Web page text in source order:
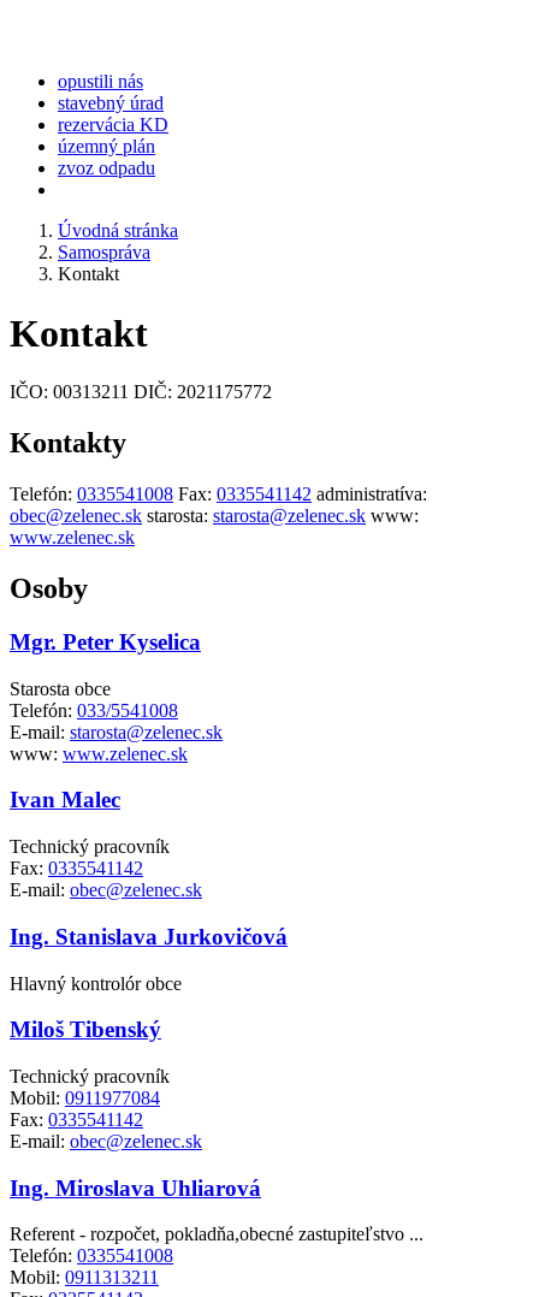
opustili nás
stavebný úrad
rezervácia KD
územný plán
zvoz odpadu
Úvodná stránka
Samospráva
Kontakt
Kontakt
IČO: 00313211 DIČ: 2021175772
Kontakty
Telefón: 0335541008 Fax: 0335541142 administratíva:
obec@zelenec.sk starosta: starosta@zelenec.sk www:
www.zelenec.sk
Osoby
Mgr. Peter Kyselica
Starosta obce
Telefón: 033/5541008
E-mail: starosta@zelenec.sk
www: www.zelenec.sk
Ivan Malec
Technický pracovník
Fax: 0335541142
E-mail: obec@zelenec.sk
Ing. Stanislava Jurkovičová
Hlavný kontrolór obce
Miloš Tibenský
Technický pracovník
Mobil: 0911977084
Fax: 0335541142
E-mail: obec@zelenec.sk
Ing. Miroslava Uhliarová
Referent - rozpočet, pokladňa,obecné zastupiteľstvo ...
Telefón: 0335541008
Mobil: 0911313211